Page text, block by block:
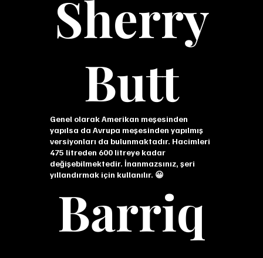
Sherry
Butt
Genel olarak Amerikan meşesinden
yapılsa da Avrupa meşesinden yapılmış
versiyonları da bulunmaktadır. Hacimleri
475 litreden 600 litreye kadar
değişebilmektedir. İnanmazsınız, şeri
yıllandırmak için kullanılır. 😀
Barriq